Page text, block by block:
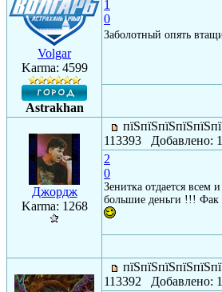
Volgar
Karma: 4599
Astrakhan
1
0
Заболотный опять
Джордж
Karma: 1268
113393 Добавлено:
2
0
Зенитка отдается всем
большие деньги !!!
113392 Добавлено: